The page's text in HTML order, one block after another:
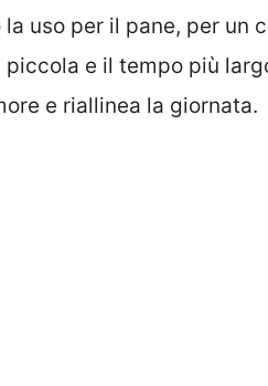
uso per il pane, per un
e il tempo più
e riallinea la giornata.